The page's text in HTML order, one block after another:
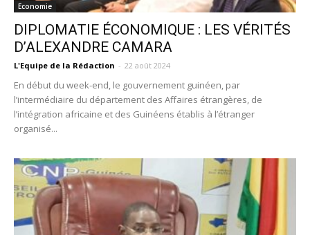
Economie
DIPLOMATIE ÉCONOMIQUE : LES VÉRITÉS
D’ALEXANDRE CAMARA
L'Equipe de la Rédaction - 22 août 2024
En début du week-end, le gouvernement guinéen, par
l’intermédiaire du département des Affaires étrangères, de
l’intégration africaine et des Guinéens établis à l’étranger
organisé...